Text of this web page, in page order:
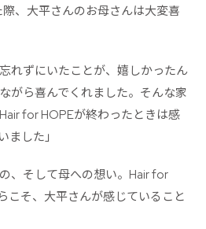
、大平さんのお母さんは大変喜
れずにいたことが、嬉しかったん
がら喜んでくれました。そんな家
for HOPEが終わったときは感
ました」
、そして母への想い。Hair for
こそ、大平さんが感じていること